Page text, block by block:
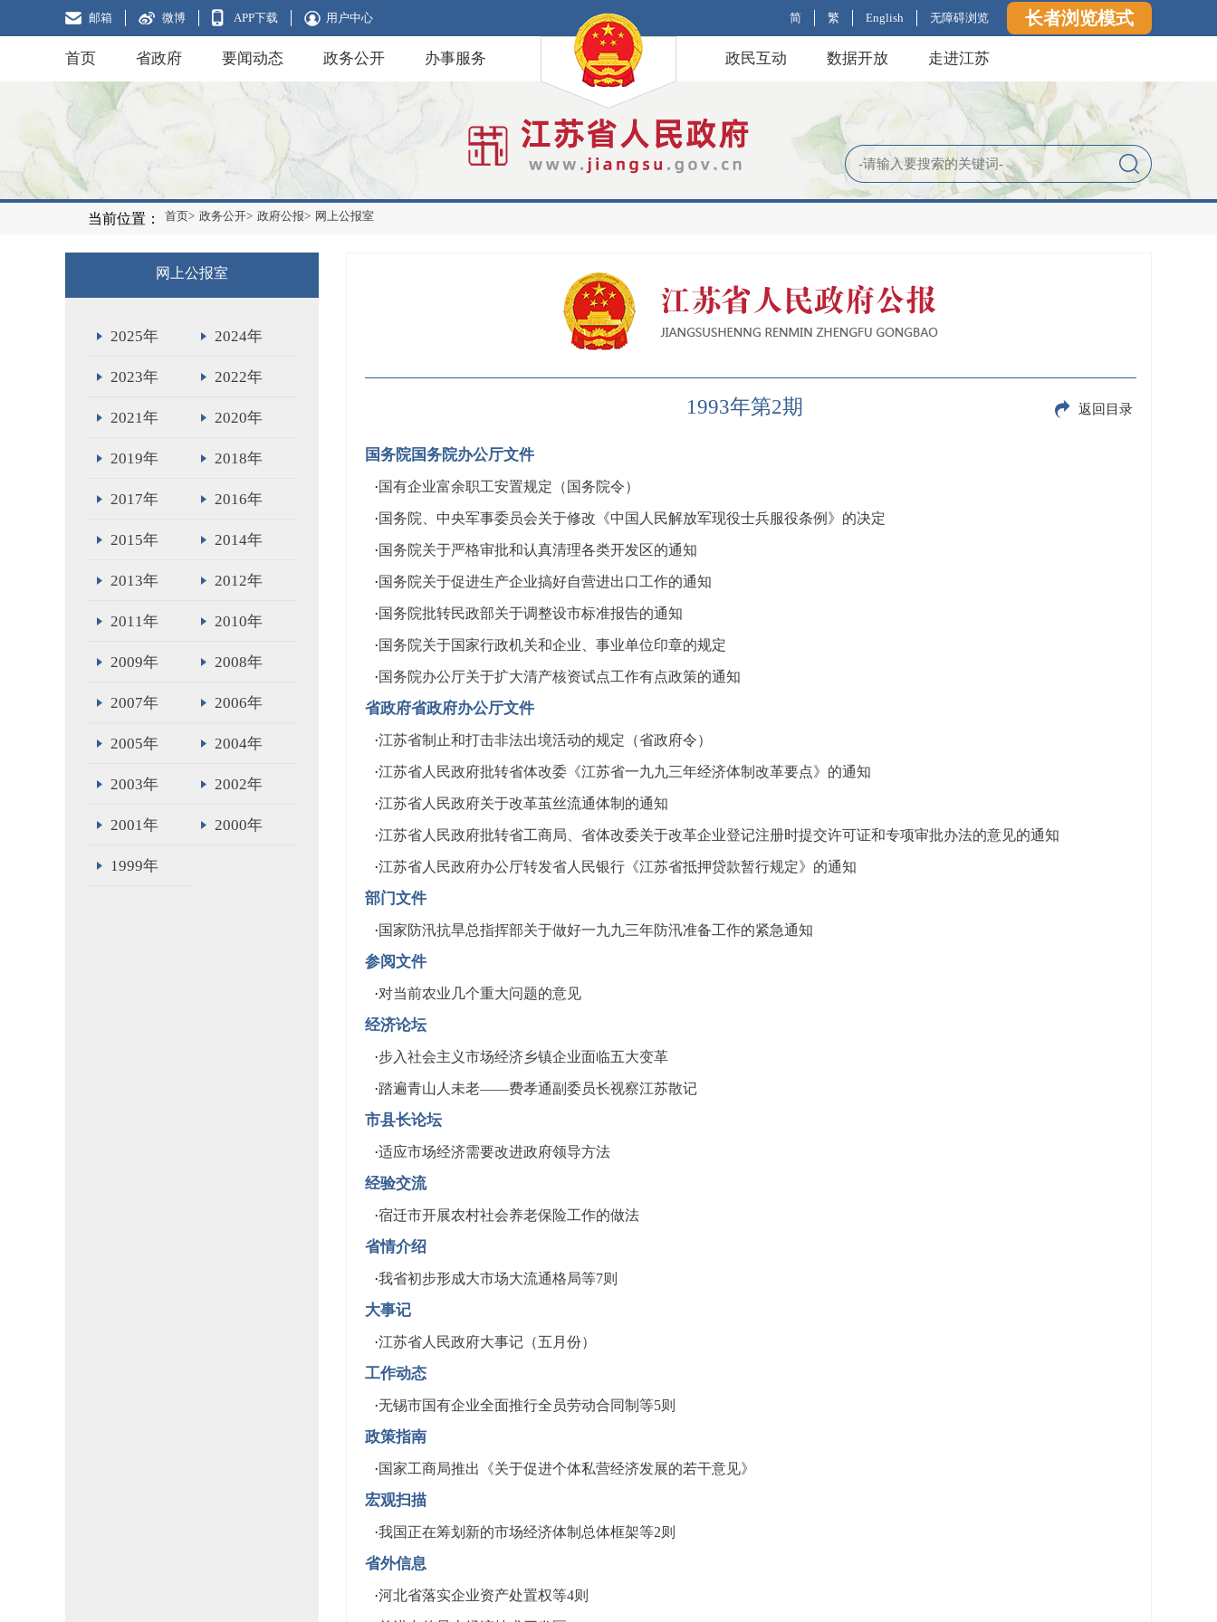
邮箱 微博 APP下载 用户中心 简 繁 English 无障碍浏览 长者浏览模式
首页 省政府 要闻动态 政务公开 办事服务 政民互动 数据开放 走进江苏
当前位置： 首页> 政务公开> 政府公报> 网上公报室
网上公报室
2025年 2024年
2023年 2022年
2021年 2020年
2019年 2018年
2017年 2016年
2015年 2014年
2013年 2012年
2011年 2010年
2009年 2008年
2007年 2006年
2005年 2004年
2003年 2002年
2001年 2000年
1999年
1993年第2期 返回目录
国务院国务院办公厅文件
·国有企业富余职工安置规定（国务院令）
·国务院、中央军事委员会关于修改《中国人民解放军现役士兵服役条例》的决定
·国务院关于严格审批和认真清理各类开发区的通知
·国务院关于促进生产企业搞好自营进出口工作的通知
·国务院批转民政部关于调整设市标准报告的通知
·国务院关于国家行政机关和企业、事业单位印章的规定
·国务院办公厅关于扩大清产核资试点工作有点政策的通知
省政府省政府办公厅文件
·江苏省制止和打击非法出境活动的规定（省政府令）
·江苏省人民政府批转省体改委《江苏省一九九三年经济体制改革要点》的通知
·江苏省人民政府关于改革茧丝流通体制的通知
·江苏省人民政府批转省工商局、省体改委关于改革企业登记注册时提交许可证和专项审批办法的意见的通知
·江苏省人民政府办公厅转发省人民银行《江苏省抵押贷款暂行规定》的通知
部门文件
·国家防汛抗旱总指挥部关于做好一九九三年防汛准备工作的紧急通知
参阅文件
·对当前农业几个重大问题的意见
经济论坛
·步入社会主义市场经济乡镇企业面临五大变革
·踏遍青山人未老——费孝通副委员长视察江苏散记
市县长论坛
·适应市场经济需要改进政府领导方法
经验交流
·宿迁市开展农村社会养老保险工作的做法
省情介绍
·我省初步形成大市场大流通格局等7则
大事记
·江苏省人民政府大事记（五月份）
工作动态
·无锡市国有企业全面推行全员劳动合同制等5则
政策指南
·国家工商局推出《关于促进个体私营经济发展的若干意见》
宏观扫描
·我国正在筹划新的市场经济体制总体框架等2则
省外信息
·河北省落实企业资产处置权等4则